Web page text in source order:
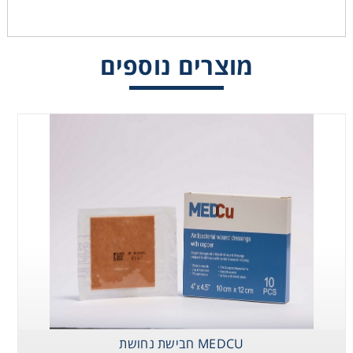
מוצרים נוספים
MEDCU חבישת נחושת
MEDCU חבישת
פולימם וויק לפצעים
פולימם מקס
לפצעים מפרישים
פולימם סילבר
לפצעים מזוהמים